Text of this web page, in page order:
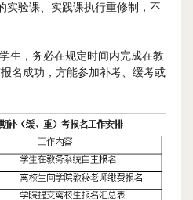
实验课、实践课执行重修制，不
生，务必在规定时间内完成在教
名成功，方能参加补考、缓考或